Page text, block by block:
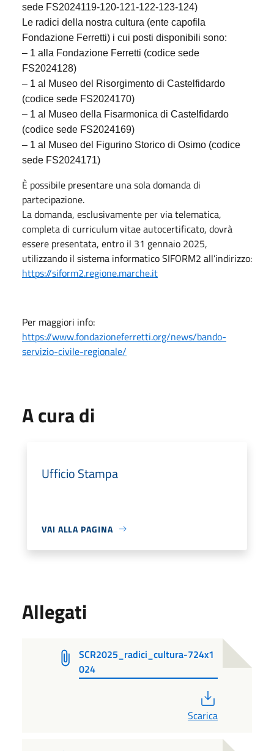
sede FS2024119-120-121-122-123-124)
Le radici della nostra cultura (ente capofila
Fondazione Ferretti) i cui posti disponibili sono:
– 1 alla Fondazione Ferretti (codice sede
FS2024128)
– 1 al Museo del Risorgimento di Castelfidardo
(codice sede FS2024170)
– 1 al Museo della Fisarmonica di Castelfidardo
(codice sede FS2024169)
– 1 al Museo del Figurino Storico di Osimo (codice
sede FS2024171)
È possibile presentare una sola domanda di
partecipazione.
La domanda, esclusivamente per via telematica,
completa di curriculum vitae autocertificato, dovrà
essere presentata, entro il 31 gennaio 2025,
utilizzando il sistema informatico SIFORM2 all’indirizzo:
https://siform2.regione.marche.it
Per maggiori info:
https://www.fondazioneferretti.org/news/bando-
servizio-civile-regionale/
A cura di
Ufficio Stampa
VAI ALLA PAGINA
Allegati
SCR2025_radici_cultura-724x1
024
Scarica